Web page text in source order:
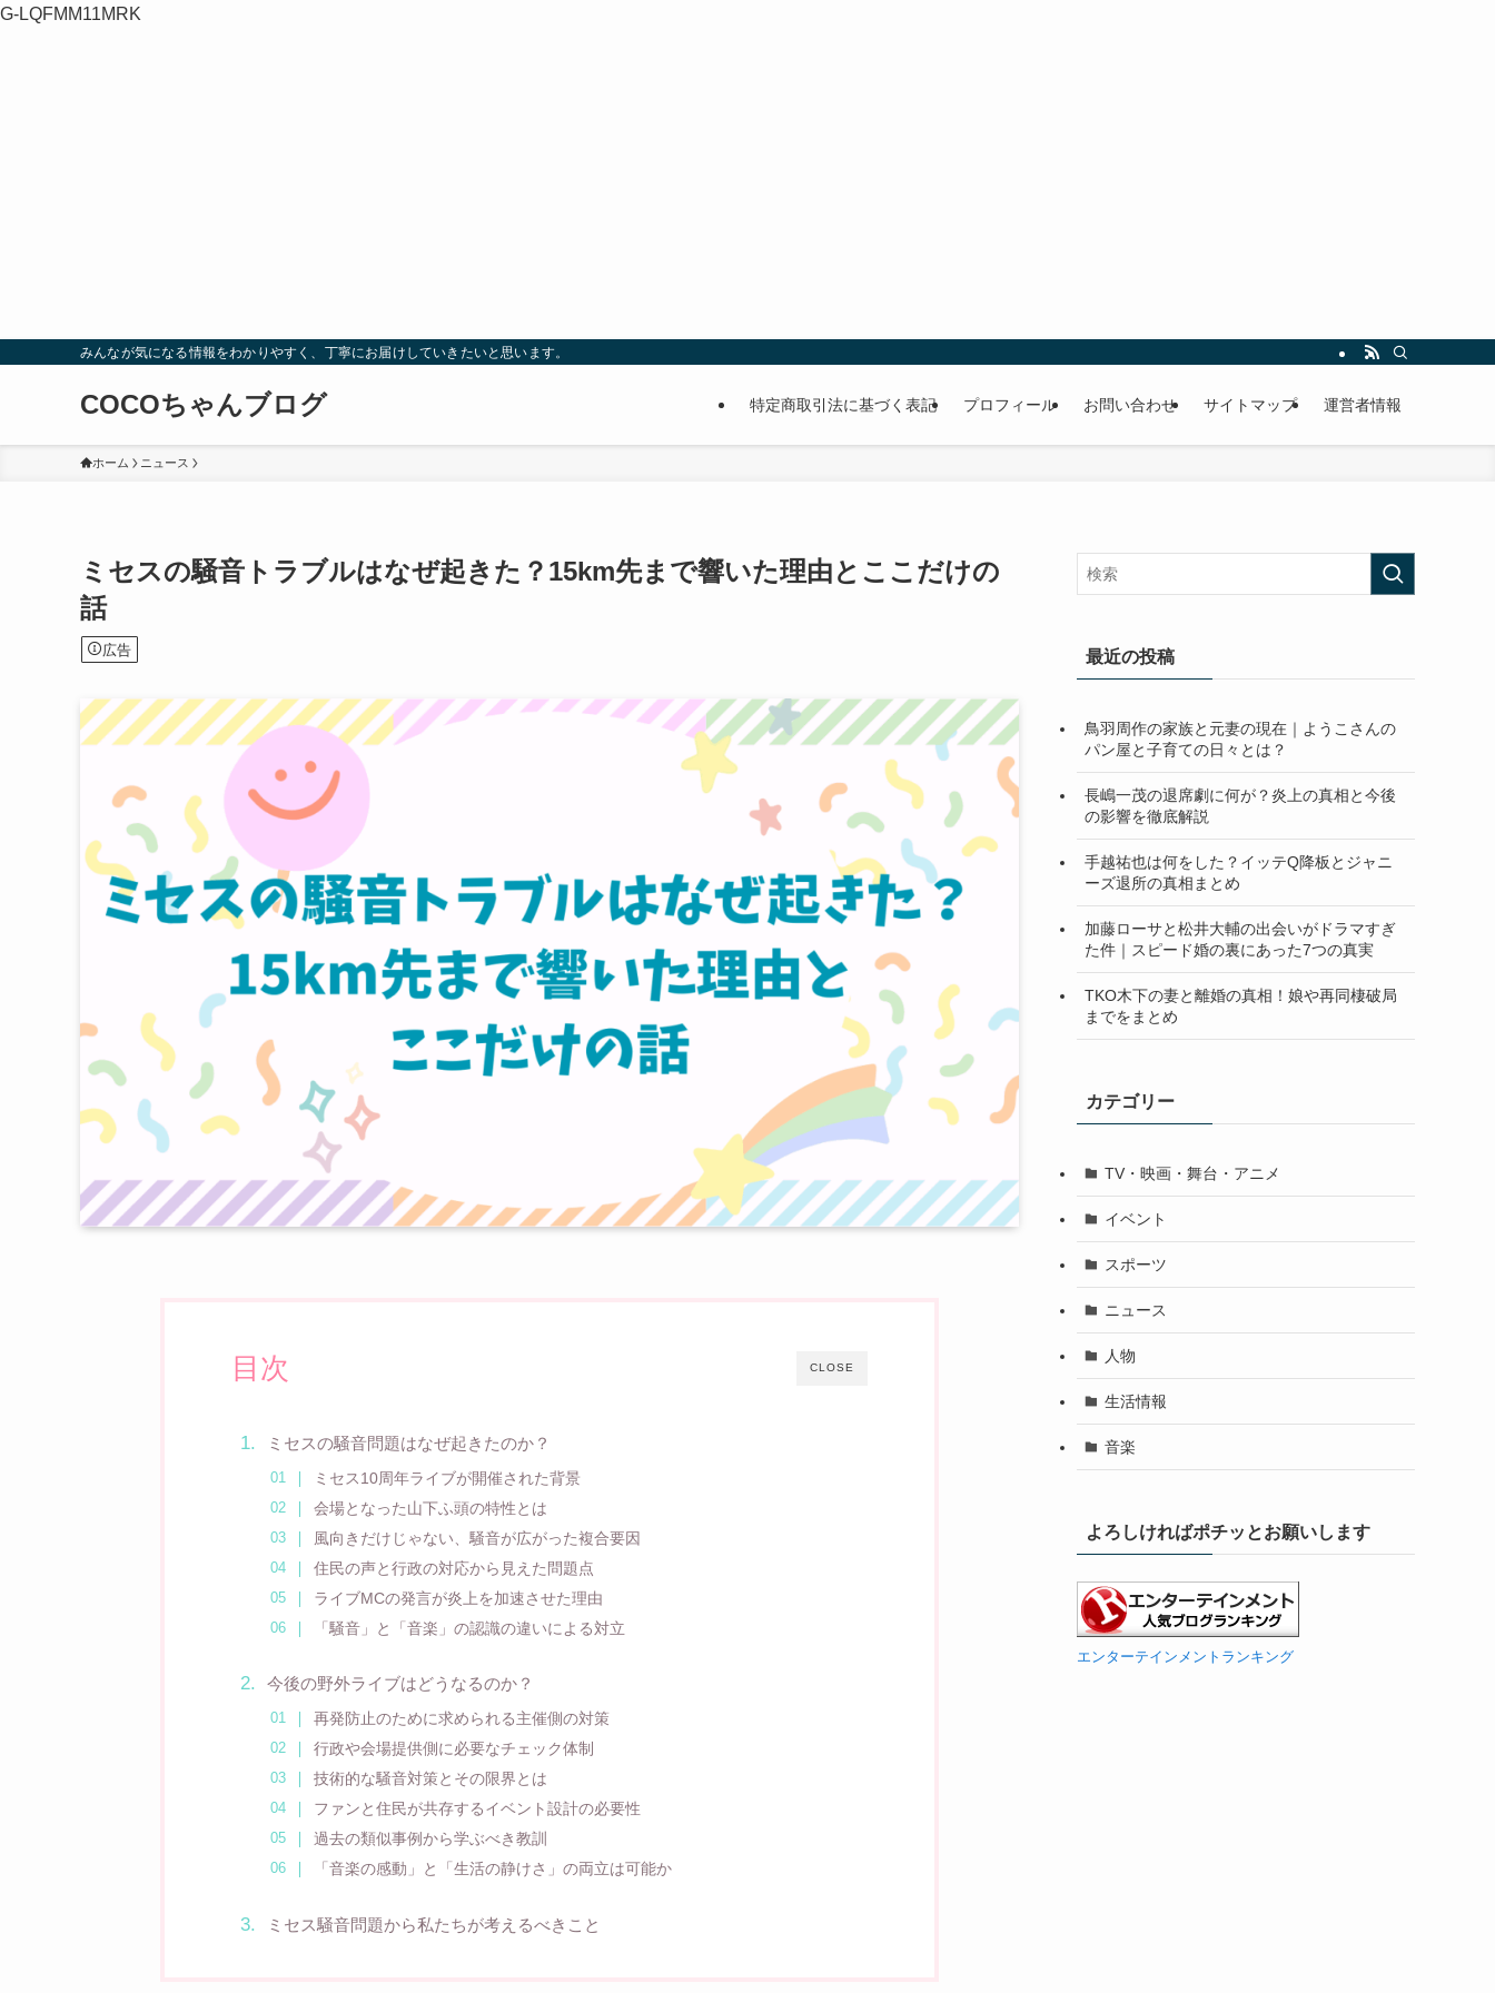
G-LQFMM11MRK
みんなが気になる情報をわかりやすく、丁寧にお届けしていきたいと思います。
COCOちゃんブログ 特定商取引法に基づく表記 プロフィール お問い合わせ サイトマップ 運営者情報
ホーム ニュース
ミセスの騒音トラブルはなぜ起きた？15km先まで響いた理由とここだけの
話
広告
CLOSE
目次
ミセスの騒音問題はなぜ起きたのか？
ミセス10周年ライブが開催された背景
会場となった山下ふ頭の特性とは
風向きだけじゃない、騒音が広がった複合要因
住民の声と行政の対応から見えた問題点
ライブMCの発言が炎上を加速させた理由
「騒音」と「音楽」の認識の違いによる対立
今後の野外ライブはどうなるのか？
再発防止のために求められる主催側の対策
行政や会場提供側に必要なチェック体制
技術的な騒音対策とその限界とは
ファンと住民が共存するイベント設計の必要性
過去の類似事例から学ぶべき教訓
「音楽の感動」と「生活の静けさ」の両立は可能か
ミセス騒音問題から私たちが考えるべきこと
最近の投稿
鳥羽周作の家族と元妻の現在｜ようこさんの
パン屋と子育ての日々とは？
長嶋一茂の退席劇に何が？炎上の真相と今後
の影響を徹底解説
手越祐也は何をした？イッテQ降板とジャニ
ーズ退所の真相まとめ
加藤ローサと松井大輔の出会いがドラマすぎ
た件｜スピード婚の裏にあった7つの真実
TKO木下の妻と離婚の真相！娘や再同棲破局
までをまとめ
カテゴリー
TV・映画・舞台・アニメ
イベント
スポーツ
ニュース
人物
生活情報
音楽
よろしければポチッとお願いします
エンターテインメントランキング